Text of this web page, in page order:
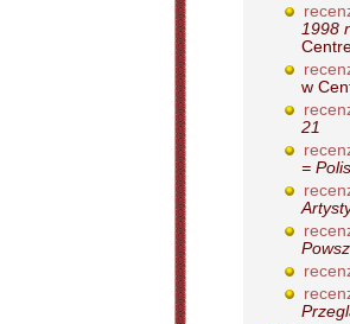
1998
w
21
=